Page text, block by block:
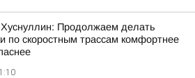
Продолжаем делать
по скоростным трассам комфортнее